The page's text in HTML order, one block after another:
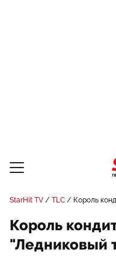
StarHit TV TLC Король
Король
"Ледниковый